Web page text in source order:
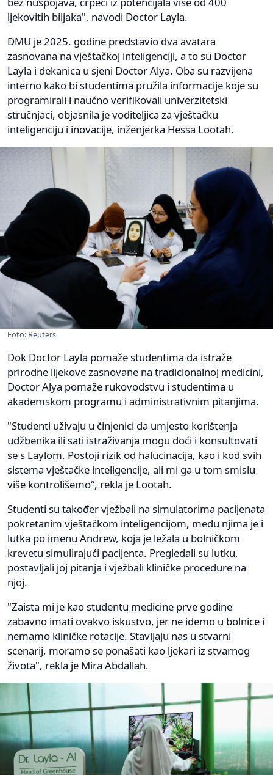
ljekovitih biljaka", navodi Doctor Layla.
DMU je 2025. godine predstavio dva avatara
zasnovana na vještačkoj inteligenciji, a to su Doctor
Layla i dekanica u sjeni Doctor Alya. Oba su razvijena
interno kako bi studentima pružila informacije koje su
programirali i naučno verifikovali univerzitetski
stručnjaci, objasnila je voditeljica za vještačku
inteligenciju i inovacije, inženjerka Hessa Lootah.
Foto: Reuters
Dok Doctor Layla pomaže studentima da istraže
prirodne lijekove zasnovane na tradicionalnoj medicini,
Doctor Alya pomaže rukovodstvu i studentima u
akademskom programu i administrativnim pitanjima.
"Studenti uživaju u činjenici da umjesto korištenja
udžbenika ili sati istraživanja mogu doći i konsultovati
se s Laylom. Postoji rizik od halucinacija, kao i kod svih
sistema vještačke inteligencije, ali mi ga u tom smislu
više kontrolišemo“, rekla je Lootah.
Studenti su također vježbali na simulatorima pacijenata
pokretanim vještačkom inteligencijom, među njima je i
lutka po imenu Andrew, koja je ležala u bolničkom
krevetu simulirajući pacijenta. Pregledali su lutku,
postavljali joj pitanja i vježbali kliničke procedure na
njoj.
"Zaista mi je kao studentu medicine prve godine
zabavno imati ovakvo iskustvo, jer ne idemo u bolnice i
nemamo kliničke rotacije. Stavljaju nas u stvarni
scenarij, moramo se ponašati kao ljekari iz stvarnog
života", rekla je Mira Abdallah.